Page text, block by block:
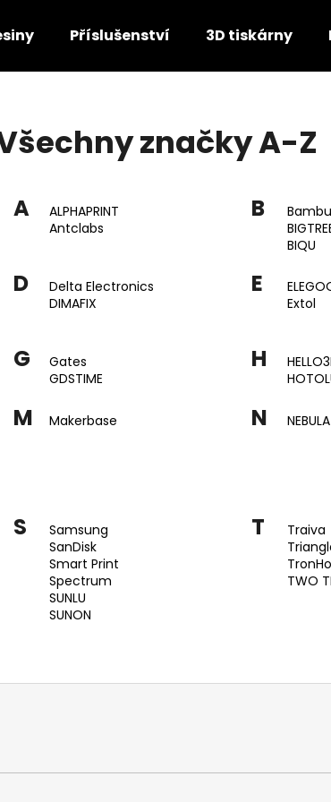
Příslušenství 3D tiskárny
značky A-Z
A
ALPHAPRINT
Antclabs
B
BIQU
D
Delta Electronics
DIMAFIX
E
Extol
G
Gates
GDSTIME
H
M Makerbase N NEBULA
S
Samsung
SanDisk
Smart Print
Spectrum
SUNLU
SUNON
T
Traiva
TWO